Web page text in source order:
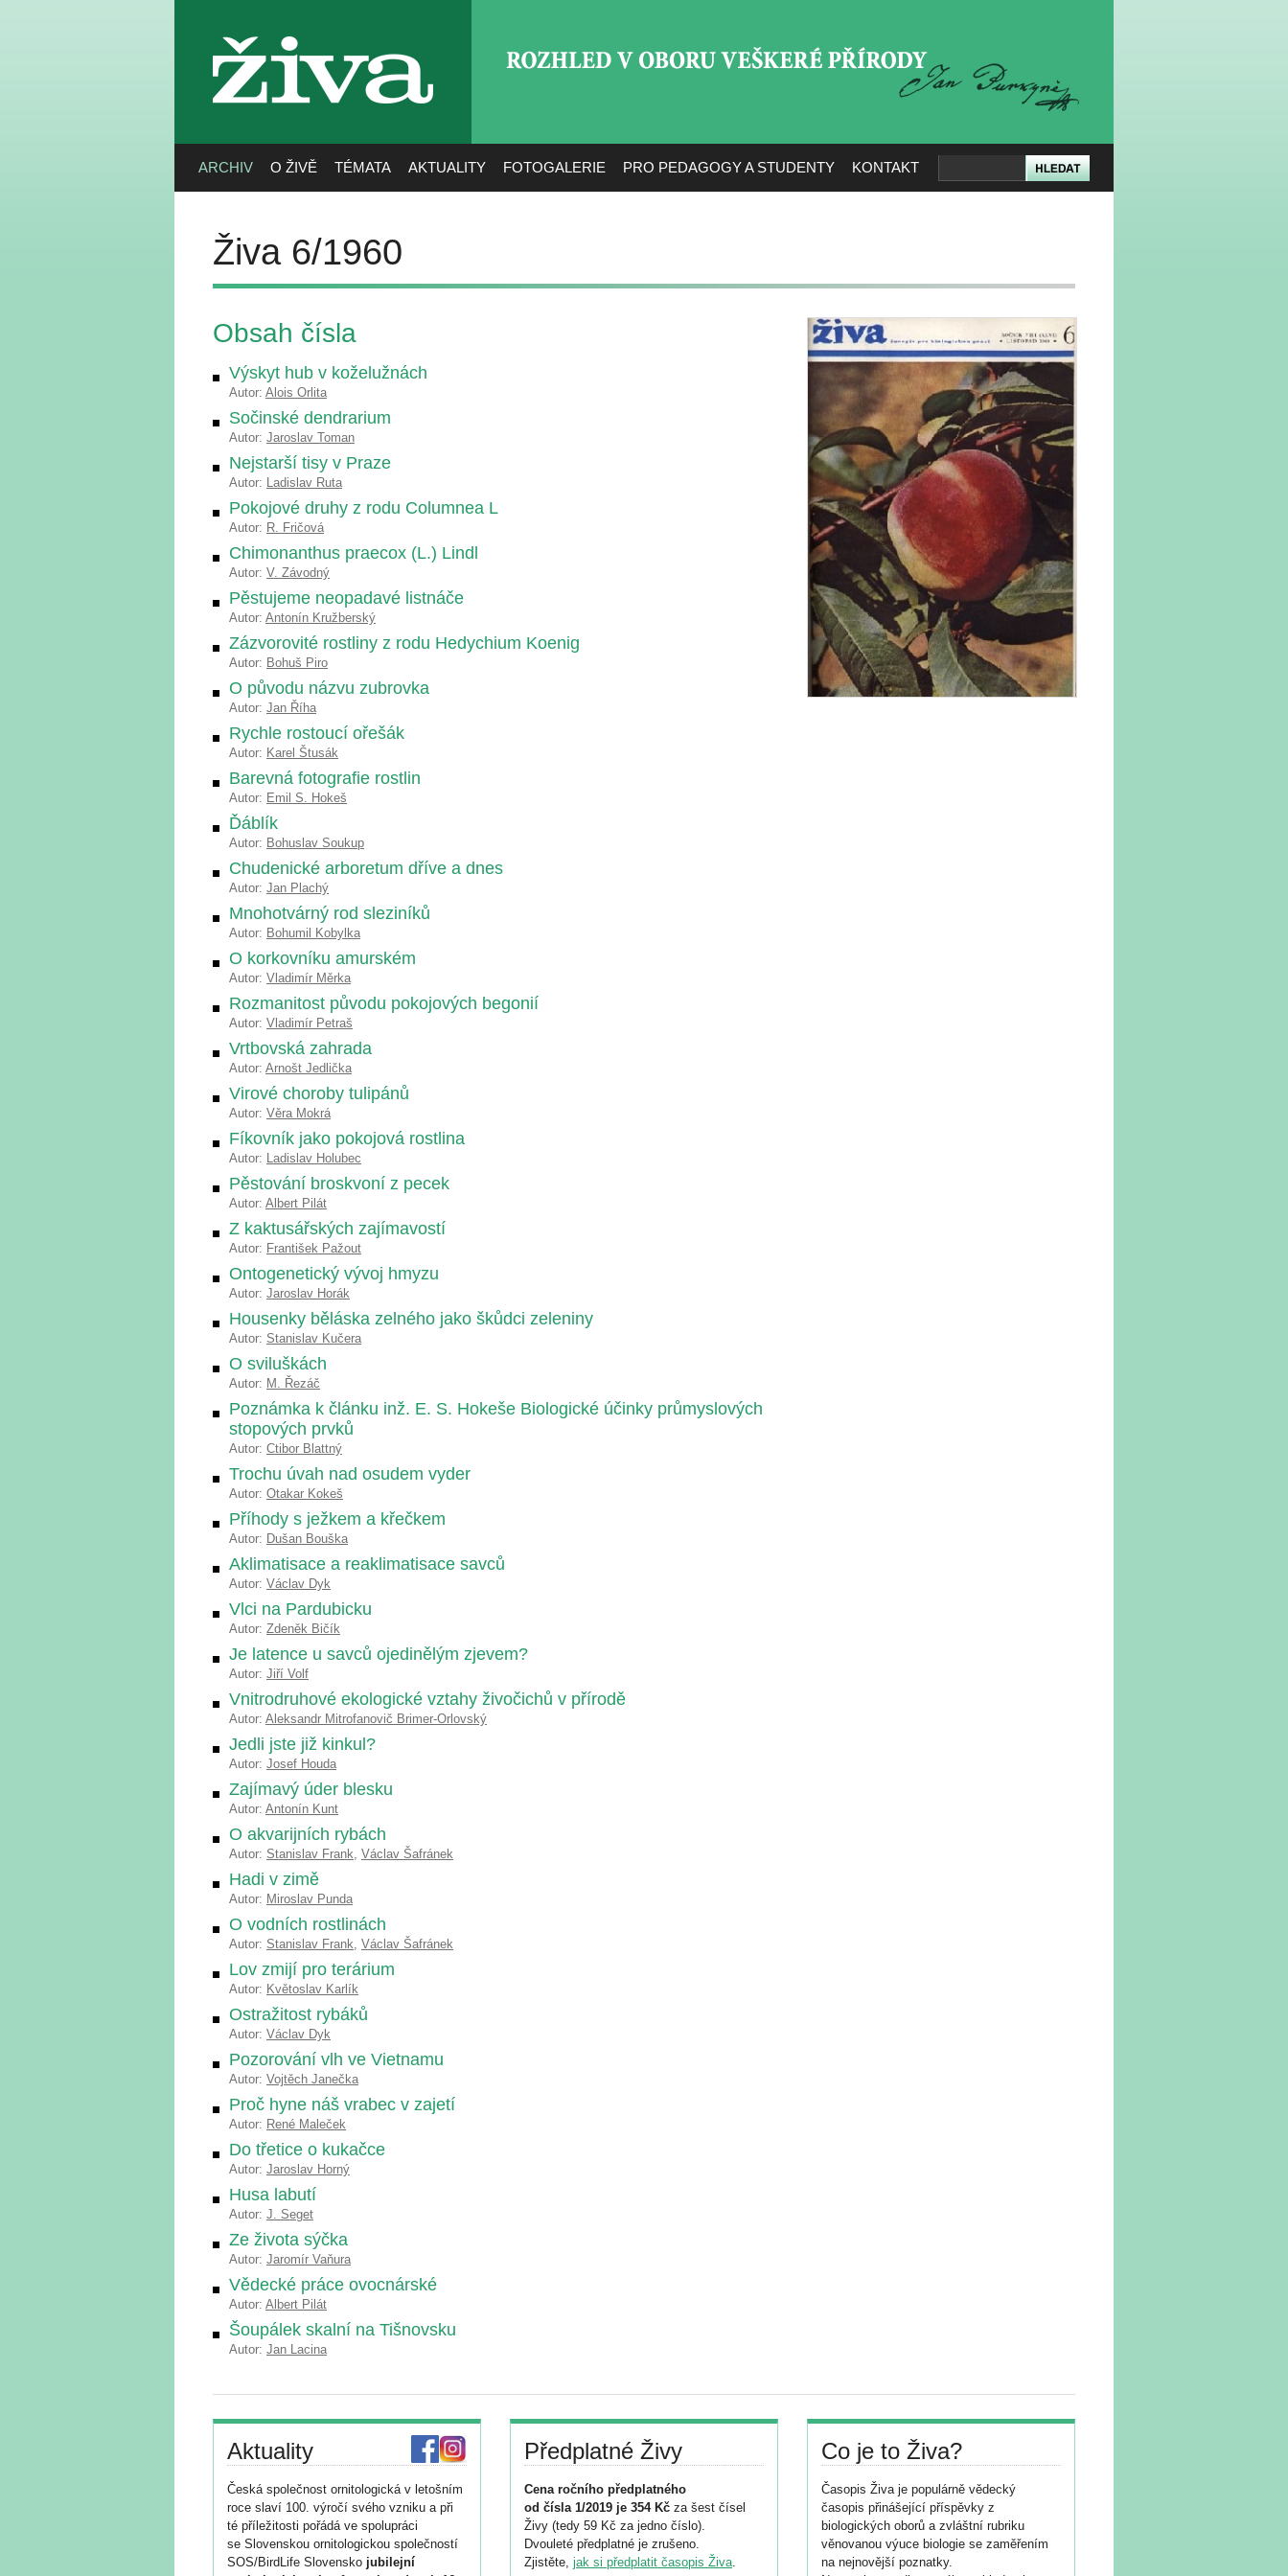
živa
ARCHIV O ŽIVĚ TÉMATA AKTUALITY FOTOGALERIE PRO PEDAGOGY A STUDENTY KONTAKT
Živa 6/1960
Obsah čísla
Výskyt hub v koželužnách
Autor: Alois Orlita
Sočinské dendrarium
Autor: Jaroslav Toman
Nejstarší tisy v Praze
Autor: Ladislav Ruta
Pokojové druhy z rodu Columnea L
Autor: R. Fričová
Chimonanthus praecox (L.) Lindl
Autor: V. Závodný
Pěstujeme neopadavé listnáče
Autor: Antonín Kružberský
Zázvorovité rostliny z rodu Hedychium Koenig
Autor: Bohuš Piro
O původu názvu zubrovka
Autor: Jan Říha
Rychle rostoucí ořešák
Autor: Karel Štusák
Barevná fotografie rostlin
Autor: Emil S. Hokeš
Ďáblík
Autor: Bohuslav Soukup
Chudenické arboretum dříve a dnes
Autor: Jan Plachý
Mnohotvárný rod sleziníků
Autor: Bohumil Kobylka
O korkovníku amurském
Autor: Vladimír Měrka
Rozmanitost původu pokojových begonií
Autor: Vladimír Petraš
Vrtbovská zahrada
Autor: Arnošt Jedlička
Virové choroby tulipánů
Autor: Věra Mokrá
Fíkovník jako pokojová rostlina
Autor: Ladislav Holubec
Pěstování broskvoní z pecek
Autor: Albert Pilát
Z kaktusářských zajímavostí
Autor: František Pažout
Ontogenetický vývoj hmyzu
Autor: Jaroslav Horák
Housenky běláska zelného jako škůdci zeleniny
Autor: Stanislav Kučera
O sviluškách
Autor: M. Řezáč
Poznámka k článku inž. E. S. Hokeše Biologické účinky průmyslových
stopových prvků
Autor: Ctibor Blattný
Trochu úvah nad osudem vyder
Autor: Otakar Kokeš
Příhody s ježkem a křečkem
Autor: Dušan Bouška
Aklimatisace a reaklimatisace savců
Autor: Václav Dyk
Vlci na Pardubicku
Autor: Zdeněk Bičík
Je latence u savců ojedinělým zjevem?
Autor: Jiří Volf
Vnitrodruhové ekologické vztahy živočichů v přírodě
Autor: Aleksandr Mitrofanovič Brimer-Orlovský
Jedli jste již kinkul?
Autor: Josef Houda
Zajímavý úder blesku
Autor: Antonín Kunt
O akvarijních rybách
Autor: Stanislav Frank, Václav Šafránek
Hadi v zimě
Autor: Miroslav Punda
O vodních rostlinách
Autor: Stanislav Frank, Václav Šafránek
Lov zmijí pro terárium
Autor: Květoslav Karlík
Ostražitost rybáků
Autor: Václav Dyk
Pozorování vlh ve Vietnamu
Autor: Vojtěch Janečka
Proč hyne náš vrabec v zajetí
Autor: René Maleček
Do třetice o kukačce
Autor: Jaroslav Horný
Husa labutí
Autor: J. Seget
Ze života sýčka
Autor: Jaromír Vaňura
Vědecké práce ovocnárské
Autor: Albert Pilát
Šoupálek skalní na Tišnovsku
Autor: Jan Lacina
Aktuality
Česká společnost ornitologická v letošním
roce slaví 100. výročí svého vzniku a při
té příležitosti pořádá ve spolupráci
se Slovenskou ornitologickou společností
SOS/BirdLife Slovensko jubilejní
Předplatné Živy
Cena ročního předplatného
od čísla 1/2019 je 354 Kč za šest čísel
Živy (tedy 59 Kč za jedno číslo).
Dvouleté předplatné je zrušeno.
Zjistěte, jak si předplatit časopis Živa.
Co je to Živa?
Časopis Živa je populárně vědecký
časopis přinášející příspěvky z
biologických oborů a zvláštní rubriku
věnovanou výuce biologie se zaměřením
na nejnovější poznatky.